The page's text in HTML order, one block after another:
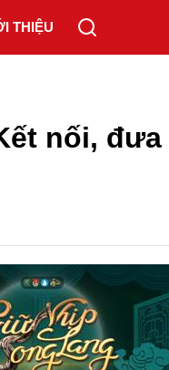
THIỆU
nối,